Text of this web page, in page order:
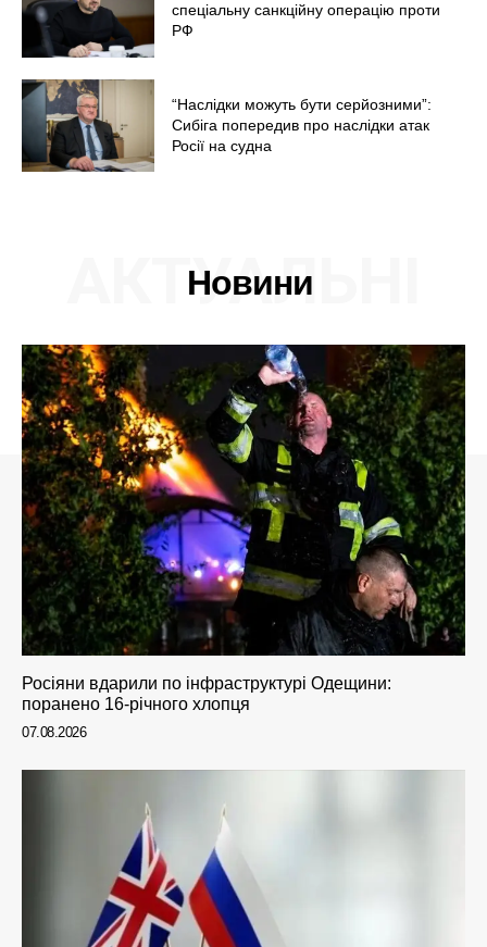
спеціальну санкційну операцію проти
РФ
“Наслідки можуть бути серйозними”:
Сибіга попередив про наслідки атак
Росії на судна
Новини
АКТУАЛЬНІ
Росіяни вдарили по інфраструктурі Одещини:
поранено 16-річного хлопця
07.08.2026